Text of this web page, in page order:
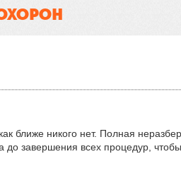
ближе никого нет. Полная
до завершения всех процедур,